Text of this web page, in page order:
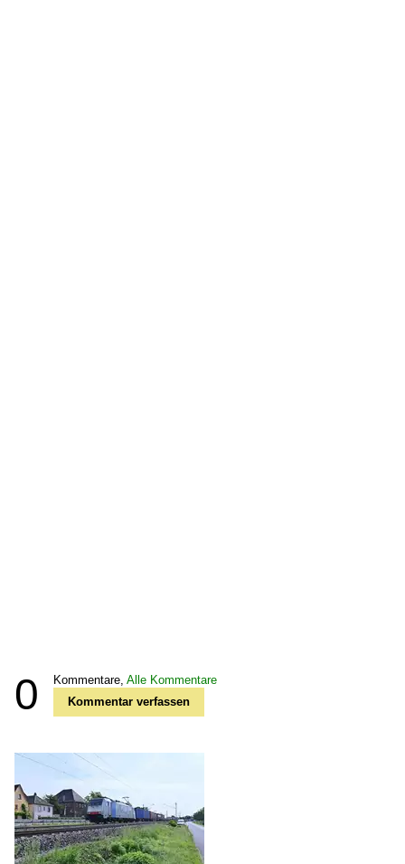
0 Kommentare, Alle Kommentare
Kommentar verfassen